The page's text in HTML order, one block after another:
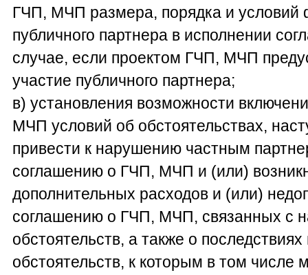
ГЧП, МЧП размера, порядка и условий
публичного партнера в исполнении
случае, если проектом ГЧП, МЧП
участие публичного партнера;
в) установления возможности
МЧП условий об обстоятельствах,
привести к нарушению частным
соглашению о ГЧП, МЧП и (или)
дополнительных расходов и (или)
соглашению о ГЧП, МЧП, связанных с
обстоятельств, а также о
обстоятельств, к которым в том числе